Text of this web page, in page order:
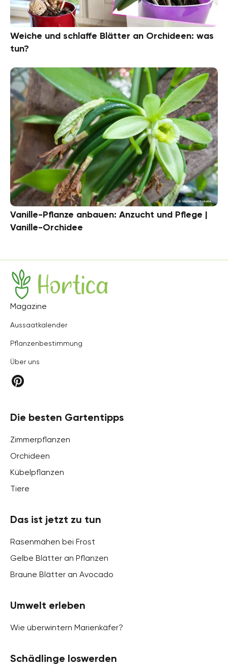
Weiche und schlaffe Blätter an Orchideen: was
tun?
Vanille-Pflanze anbauen: Anzucht und Pflege |
Vanille-Orchidee
Hortica
Magazine
Aussaatkalender
Pflanzenbestimmung
Über uns
Die besten Gartentipps
Zimmerpflanzen
Orchideen
Kübelpflanzen
Tiere
Das ist jetzt zu tun
Rasenmähen bei Frost
Gelbe Blätter an Pflanzen
Braune Blätter an Avocado
Umwelt erleben
Wie überwintern Marienkäfer?
Schädlinge loswerden